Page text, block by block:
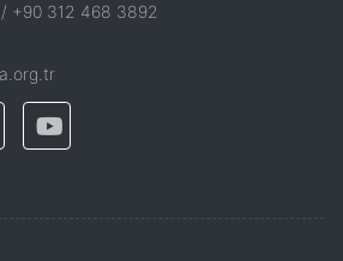
+90 312 468 3892